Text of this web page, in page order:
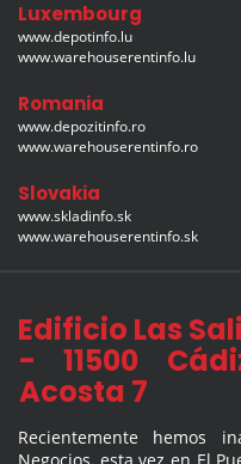
Luxembourg
www.depotinfo.lu
www.warehouserentinfo.lu
Romania
www.depozitinfo.ro
www.warehouserentinfo.ro
Slovakia
www.skladinfo.sk
www.warehouserentinfo.sk
Edificio Las
- 11500
Acosta 7
Recientemente hemos